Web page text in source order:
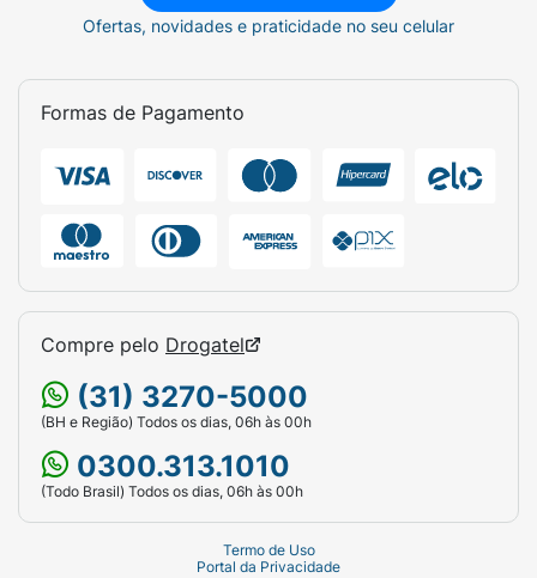
Ofertas, novidades e praticidade no seu celular
Formas de Pagamento
Compre pelo Drogatel
(31) 3270-5000
(BH e Região) Todos os dias, 06h às 00h
0300.313.1010
(Todo Brasil) Todos os dias, 06h às 00h
Termo de Uso
Portal da Privacidade